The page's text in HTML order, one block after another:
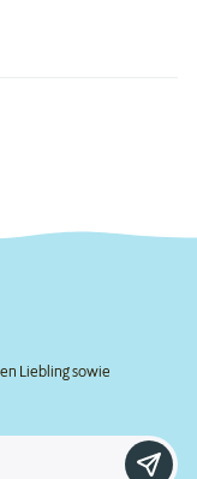
Liebling sowie